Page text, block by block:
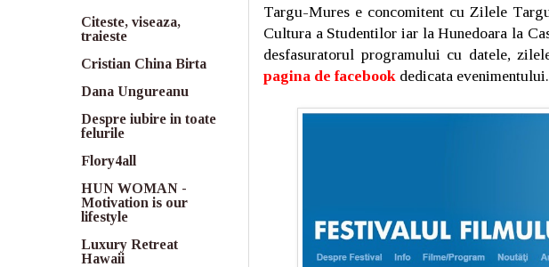
Targu-Mures e concomitent cu Zilele
Cultura a Studentilor iar la Hunedoara la
desfasuratorul programului cu datele,
pagina de facebook dedicata evenimentului.
Citeste, viseaza,
traieste
Cristian China Birta
Dana Ungureanu
Despre iubire in toate
felurile
Flory4all
HUN WOMAN -
Motivation is our
lifestyle
Luxury Retreat
Hawaii